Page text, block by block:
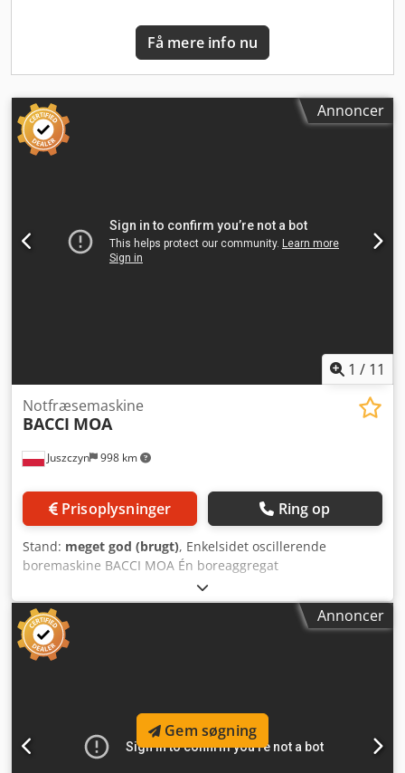
Dksdpfxjwd U U Dj Af Ajr
Få mere info nu
Annoncer
1 / 11
Juszczyn 998 km
Notfræsemaskine
BACCI MOA
Prisoplysninger Ring op
Stand: meget god (brugt), Enkelsidet oscillerende
boremaskine BACCI MOA Én boreaggregat
Oscillationsområde op til 120 mm Værktøjshastighed: 9500
omdr./min. Maksimal boredybde: 80 mm Manuel
højdejustering af bord op/ned Bordvinkeljustering +/- 20°
Dsdpfex Ih Rysx Af Askr Hovedmotor med effekt på 2,2 kW
Annoncer
Gem søgning